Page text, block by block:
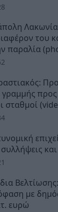
του
παραλία
γραμμής
σταθμοί
συλλήψεις
με
ευρώ